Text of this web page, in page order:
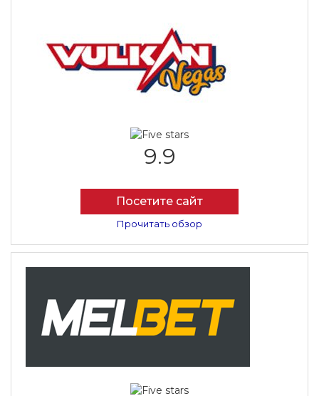
9.9
Посетите сайт
Прочитать обзор